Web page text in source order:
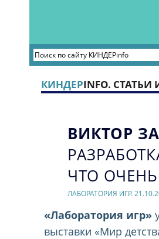
КИНДЕРINFO.
ВИКТОР
ЧТО ОЧЕНЬ
ЛАБОРАТОРИЯ ИГР.
«Лаборатория игр»
выставки «Мир